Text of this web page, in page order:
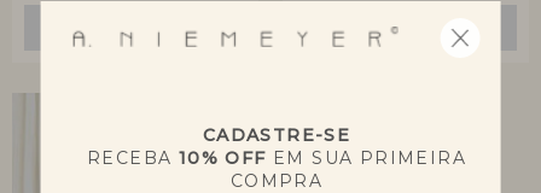
SELECIONE O TAMANHO SELECIONE O TAMANHO
CADASTRE-SE
RECEBA 10% OFF EM SUA PRIMEIRA
COMPRA